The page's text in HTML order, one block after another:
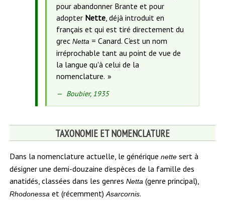
pour abandonner Brante et pour
adopter Nette, déjà introduit en
français et qui est tiré directement du
grec Netta = Canard. C'est un nom
irréprochable tant au point de vue de
la langue qu'à celui de la
nomenclature.
Source
de
citation
:
Boubier, 1935
TAXONOMIE ET NOMENCLATURE
Dans la nomenclature actuelle, le génériquenettesert à
désigner une demi-douzaine d’espèces de la famille des
anatidés, classées dans les genresNetta(genre principal),
Rhodonessaet (récemment)Asarcornis.